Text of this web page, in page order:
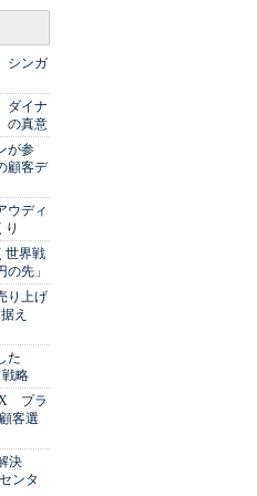
シンガ
ダイナ
の真意
が参
顧客デ
ウディ
り
世界戦
先」
り上げ
え
た
略
プラ
客選
決
ンタ